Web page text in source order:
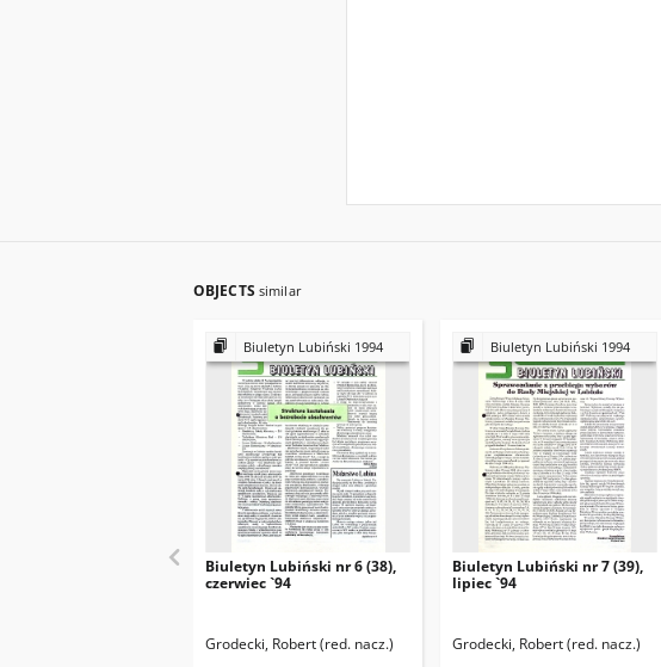
OBJECTS similar
Biuletyn Lubiński 1994
Biuletyn Lubiński nr 6 (38),
czerwiec `94
Grodecki, Robert (red. nacz.)
Biuletyn Lubiński 1994
Biuletyn Lubiński nr 7 (39),
lipiec `94
Grodecki, Robert (red. nacz.)